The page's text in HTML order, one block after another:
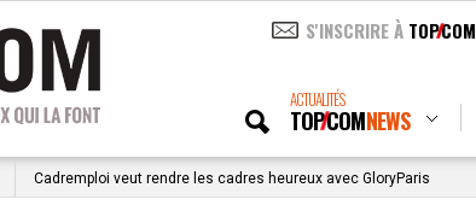
S'INSCRIRE À TOPCOM
ACTUALITÉS
TOPCOMNEWS
Cadremploi veut rendre les cadres heureux avec GloryParis